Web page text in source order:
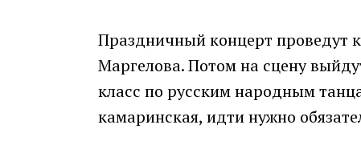
Праздничный концерт проведут
Маргелова. Потом на сцену
класс по русским народным
камаринская, идти нужно